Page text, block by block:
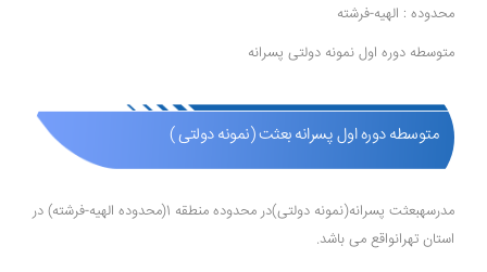
محدوده : الهیه-فرشته
متوسطه دوره اول نمونه دولتی پسرانه
متوسطه دوره اول پسرانه بعثت (نمونه دولتی )
مدرسهبعثت پسرانه(نمونه دولتی)در محدوده منطقه 1(محدوده الهیه-فرشته) در
استان تهرانواقع می باشد.